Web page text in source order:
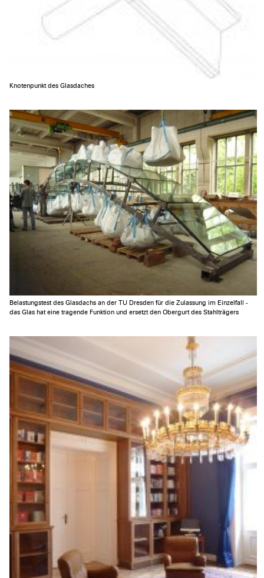
Knotenpunkt des Glasdaches
Belastungstest des Glasdachs an der TU Dresden für die Zulassung im Einzelfall -
das Glas hat eine tragende Funktion und ersetzt den Obergurt des Stahlträgers